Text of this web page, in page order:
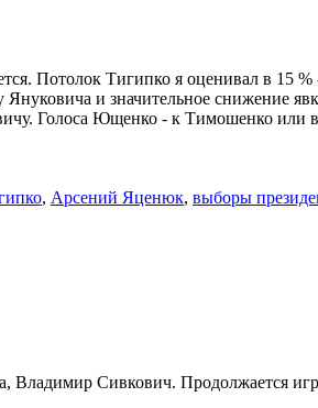
Потолок Тигипко я оценивал в 15
и значительное снижение
Голоса Ющенко - к Тимошенко или в
, Арсений Яценюк, выборы
Сивкович. Продолжается